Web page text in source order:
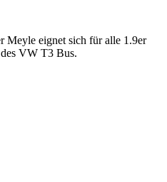
Meyle eignet sich für alle 1.9er
VW T3 Bus.